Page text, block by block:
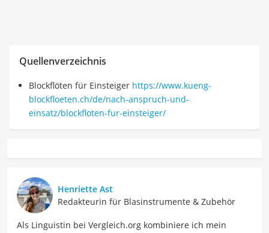
Quellenverzeichnis
Blockflöten für Einsteiger https://www.kueng-
blockfloeten.ch/de/nach-anspruch-und-
einsatz/blockfloten-fur-einsteiger/
Henriette Ast
Redakteurin für Blasinstrumente & Zubehör
Als Linguistin bei Vergleich.org kombiniere ich mein